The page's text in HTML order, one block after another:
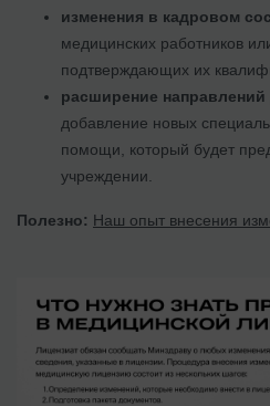
изменения в кадровом
медицинских работников
подтверждающих их
расширение направлений
добавление новых
помощи, который будет
учреждении.
Полезно: Наш опыт внесения